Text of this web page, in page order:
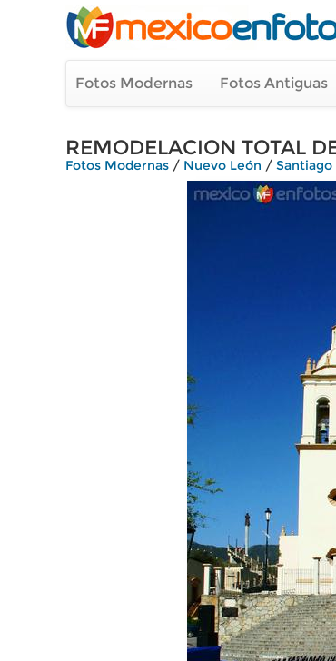
Fotos Modernas Fotos Antiguas
REMODELACION TOTAL
Fotos Modernas / Nuevo León / Santiago